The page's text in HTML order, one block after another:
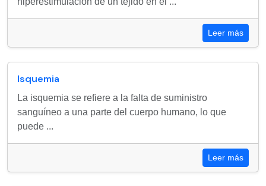
Leer más
Isquemia
La isquemia se refiere a la falta de suministro
sanguíneo a una parte del cuerpo humano, lo que
puede ...
Leer más